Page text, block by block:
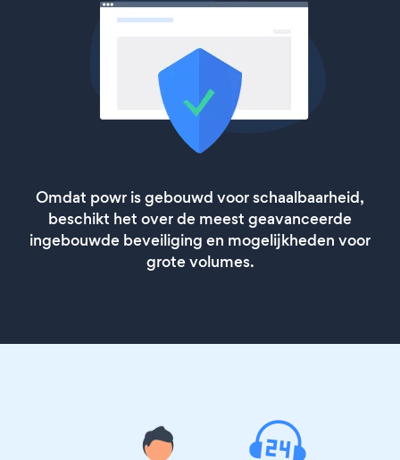
Omdat powr is gebouwd voor schaalbaarheid,
beschikt het over de meest geavanceerde
ingebouwde beveiliging en mogelijkheden voor
grote volumes.